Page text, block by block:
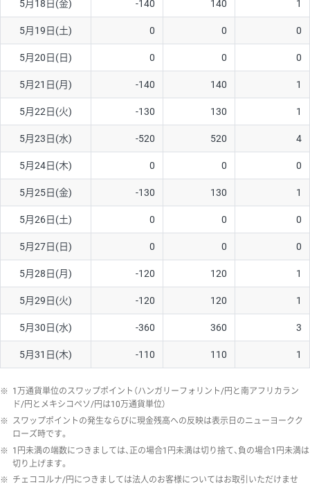
ソ/円は10万通貨単位。
5月18日(金) -140 140 1
5月19日(土) 0 0 0
5月20日(日) 0 0 0
5月21日(月) -140 140 1
5月22日(火) -130 130 1
5月23日(水) -520 520 4
5月24日(木) 0 0 0
5月25日(金) -130 130 1
5月26日(土) 0 0 0
5月27日(日) 0 0 0
5月28日(月) -120 120 1
5月29日(火) -120 120 1
5月30日(水) -360 360 3
5月31日(木) -110 110 1
※ 1万通貨単位のスワップポイント（ハンガリーフォリント/円と南アフリカラン
ド/円とメキシコペソ/円は10万通貨単位）
※ スワップポイントの発生ならびに現金残高への反映は表示日のニューヨークク
ローズ時です。
※ 1円未満の端数につきましては、正の場合1円未満は切り捨て、負の場合1円未満は
切り上げます。
※ チェココルナ/円につきましては法人のお客様についてはお取引いただけませ